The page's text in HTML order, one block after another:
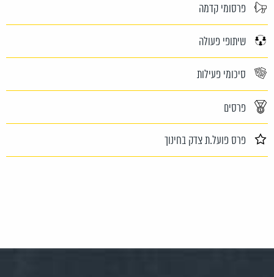
פרסומי קדמה
שיתופי פעולה
סיכומי פעילות
פרסים
פרס פועל.ת צדק בחינוך